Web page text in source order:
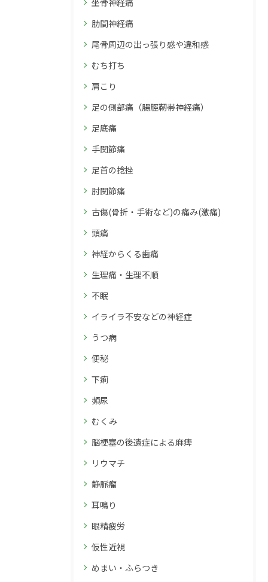
坐骨神経痛
肋間神経痛
尾骨周辺の出っ張り感や違和感
むち打ち
肩こり
足の側部痛（腸脛靭帯神経痛）
足底痛
手関節痛
足首の捻挫
肘関節痛
古傷(骨折・手術など)の痛み(激痛)
頭痛
神経からくる歯痛
生理痛・生理不順
不眠
イライラ不安などの神経症
うつ病
便秘
下痢
頻尿
むくみ
脳梗塞の後遺症による麻痺
リウマチ
静脈瘤
耳鳴り
眼精疲労
仮性近視
めまい・ふらつき